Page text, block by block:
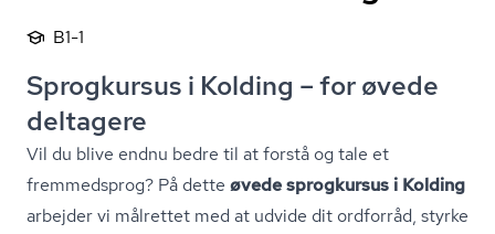
B1-1
Sprogkursus i Kolding – for øvede
deltagere
Vil du blive endnu bedre til at forstå og tale et
fremmedsprog? På dette øvede sprogkursus i Kolding
arbejder vi målrettet med at udvide dit ordforråd, styrke